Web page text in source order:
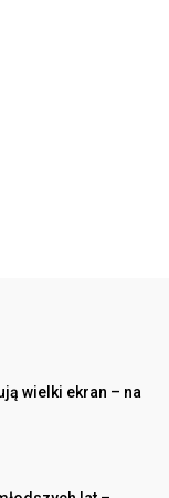
wielki ekran – na